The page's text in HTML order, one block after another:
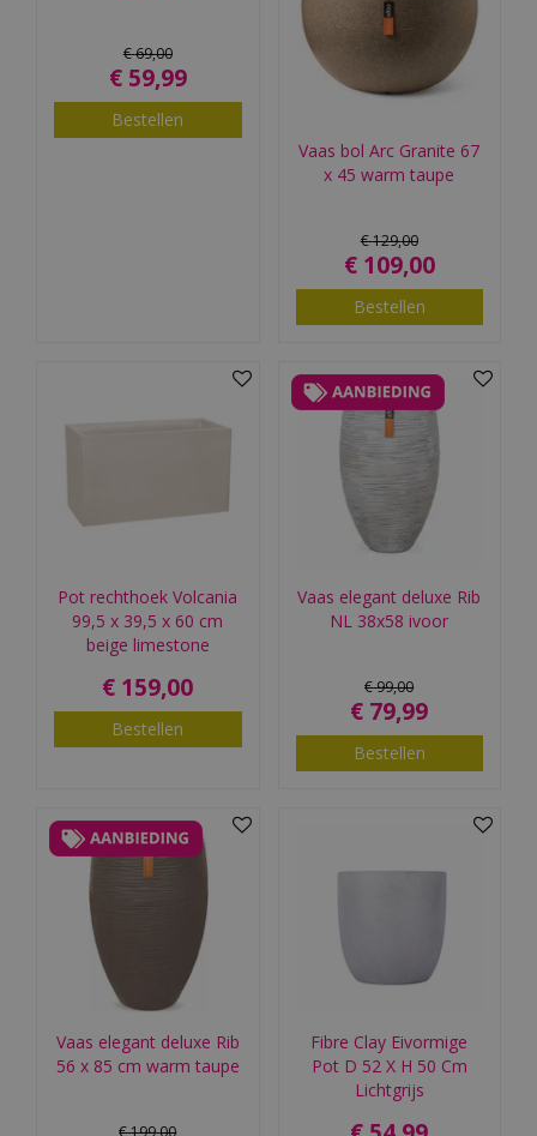
€69,00
€ 59,99
Bestellen
Vaas bol Arc Granite 67
x 45 warm taupe
€129,00
€ 109,00
Bestellen
Pot rechthoek Volcania
99,5 x 39,5 x 60 cm
beige limestone
€ 159,00
Bestellen
Vaas elegant deluxe Rib
NL 38x58 ivoor
€99,00
€ 79,99
Bestellen
Vaas elegant deluxe Rib
56 x 85 cm warm taupe
€199,00
Fibre Clay Eivormige
Pot D 52 X H 50 Cm
Lichtgrijs